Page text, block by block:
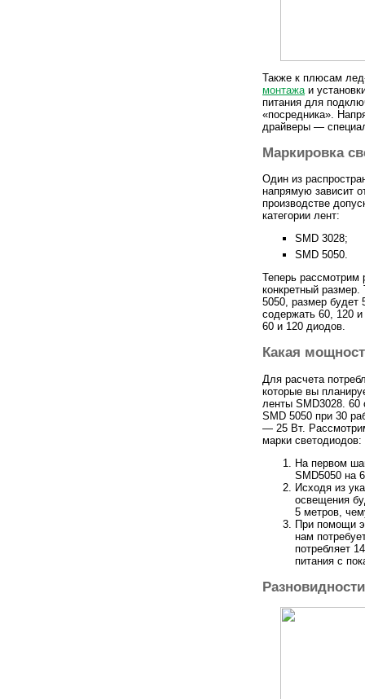
Также к плюсам
монтажа и
питания для
«посредника».
драйверы —
Маркировка
Один из
напрямую зависит
производстве
категории лент:
SMD 3028;
SMD 5050.
Теперь
конкретный
5050, размер будет
содержать 60, 120
60 и 120 диодов.
Какая
Для расчета
которые вы
ленты SMD3028.
SMD 5050 при 30
— 25 Вт.
марки светодиодов:
На первом
SMD5050 на
Исходя из
освещения
5 метров,
При помощи
нам
потребляет
питания с